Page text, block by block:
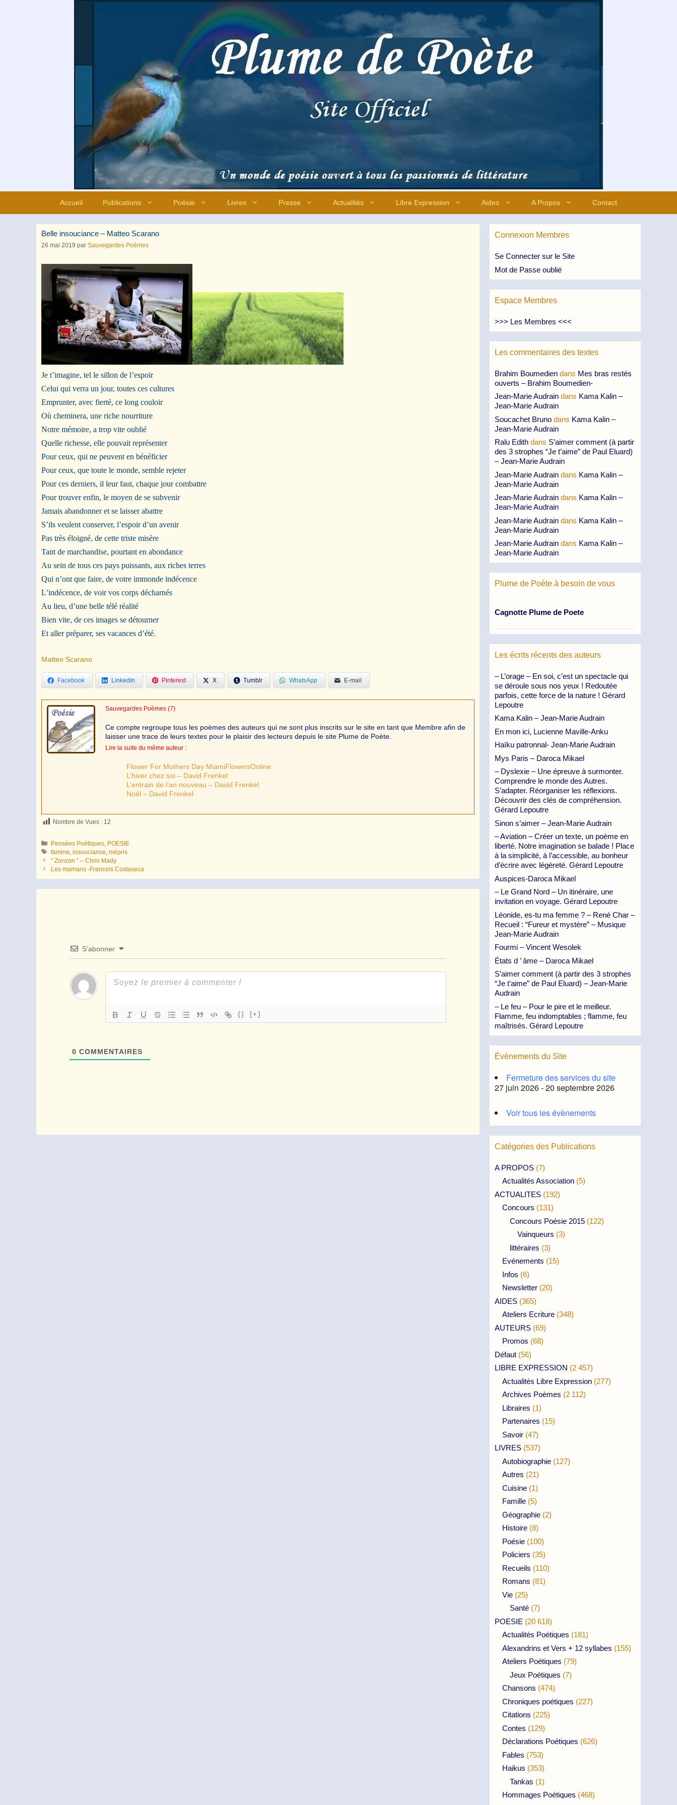
Accueil Publications Poésie Livres Presse Actualités Libre Expression Aides A Propos Contact
Belle insouciance – Matteo Scarano
26 mai 2019 par Sauvegardes Poèmes
Je t’imagine, tel le sillon de l’espoir
Celui qui verra un jour, toutes ces cultures
Emprunter, avec fierté, ce long couloir
Où cheminera, une riche nourriture
Notre mémoire, a trop vite oublié
Quelle richesse, elle pouvait représenter
Pour ceux, qui ne peuvent en bénéficier
Pour ceux, que toute le monde, semble rejeter
Pour ces derniers, il leur faut, chaque jour combattre
Pour trouver enfin, le moyen de se subvenir
Jamais abandonner et se laisser abattre
S’ils veulent conserver, l’espoir d’un avenir
Pas très éloigné, de cette triste misère
Tant de marchandise, pourtant en abondance
Au sein de tous ces pays puissants, aux riches terres
Qui n’ont que faire, de votre immonde indécence
L’indécence, de voir vos corps décharnés
Au lieu, d’une belle télé réalité
Bien vite, de ces images se détourner
Et aller préparer, ses vacances d’été.
Matteo Scarano
Facebook LinkedIn Pinterest X Tumblr WhatsApp E-mail
Sauvegardes Poèmes (7)
Ce compte regroupe tous les poèmes des auteurs qui ne sont plus inscrits sur le site en tant que Membre afin de
laisser une trace de leurs textes pour le plaisir des lecteurs depuis le site Plume de Poète.
Lire la suite du même auteur :
Flower For Mothers Day MiamiFlowersOnline
L’hiver chez soi – David Frenkel
L’entrain de l’an nouveau – David Frenkel
Noël – David Frenkel
Nombre de Vues : 12
Catégories
Pensées Poétiques POESIE
Étiquettes
famine ,insouciance ,mépris
” Zonzon ” – Chris Mady
Les mamans -Francois Costaseca
S’abonner
{} [+]
0 COMMENTAIRES
Connexion Membres
Se Connecter sur le Site
Mot de Passe oublié
Espace Membres
>>> Les Membres <<<
Les commentaires des textes
Brahim Boumedien dans Mes bras restés
ouverts – Brahim Boumedien-
Jean-Marie Audrain dans Kama Kalin –
Jean-Marie Audrain
Soucachet Bruno dans Kama Kalin –
Jean-Marie Audrain
Ralu Edith dans S’aimer comment (à partir
des 3 strophes “Je t’aime” de Paul Eluard)
– Jean-Marie Audrain
Jean-Marie Audrain dans Kama Kalin –
Jean-Marie Audrain
Jean-Marie Audrain dans Kama Kalin –
Jean-Marie Audrain
Jean-Marie Audrain dans Kama Kalin –
Jean-Marie Audrain
Jean-Marie Audrain dans Kama Kalin –
Jean-Marie Audrain
Plume de Poète à besoin de vous
Cagnotte Plume de Poete
Les écrits récents des auteurs
– L’orage – En soi, c’est un spectacle qui
se déroule sous nos yeux ! Redoutée
parfois, cette force de la nature ! Gérard
Lepoutre
Kama Kalin – Jean-Marie Audrain
En mon ici, Lucienne Maville-Anku
Haïku patronnal- Jean-Marie Audrain
Mys Paris – Daroca Mikael
– Dyslexie – Une épreuve à surmonter.
Comprendre le monde des Autres.
S’adapter. Réorganiser les réflexions.
Découvrir des clés de compréhension.
Gérard Lepoutre
Sinon s’aimer – Jean-Marie Audrain
– Aviation – Créer un texte, un poème en
liberté. Notre imagination se balade ! Place
à la simplicité, à l’accessible, au bonheur
d’écrire avec légèreté. Gérard Lepoutre
Auspices-Daroca Mikael
– Le Grand Nord – Un itinéraire, une
invitation en voyage. Gérard Lepoutre
Léonide, es-tu ma femme ? – René Char –
Recueil : “Fureur et mystère” – Musique
Jean-Marie Audrain
Fourmi – Vincent Wesolek
États d ’ âme – Daroca Mikael
S’aimer comment (à partir des 3 strophes
“Je t’aime” de Paul Eluard) – Jean-Marie
Audrain
– Le feu – Pour le pire et le meilleur.
Flamme, feu indomptables ; flamme, feu
maîtrisés. Gérard Lepoutre
Évènements du Site
Fermeture des services du site
27 juin 2026 - 20 septembre 2026
Voir tous les évènements
Catégories des Publications
A PROPOS (7)
Actualités Association (5)
ACTUALITES (192)
Concours (131)
Concours Poésie 2015 (122)
Vainqueurs (3)
littéraires (3)
Evénements (15)
Infos (6)
Newsletter (20)
AIDES (365)
Ateliers Ecriture (348)
AUTEURS (69)
Promos (68)
Défaut (56)
LIBRE EXPRESSION (2 457)
Actualités Libre Expression (277)
Archives Poèmes (2 112)
Libraires (1)
Partenaires (15)
Savoir (47)
LIVRES (537)
Autobiographie (127)
Autres (21)
Cuisine (1)
Famille (5)
Géographie (2)
Histoire (8)
Poésie (100)
Policiers (35)
Recueils (110)
Romans (81)
Vie (25)
Santé (7)
POESIE (20 618)
Actualités Poétiques (181)
Alexandrins et Vers + 12 syllabes (155)
Ateliers Poétiques (79)
Jeux Poétiques (7)
Chansons (474)
Chroniques poétiques (227)
Citations (225)
Contes (129)
Déclarations Poétiques (626)
Fables (753)
Haikus (353)
Tankas (1)
Hommages Poétiques (468)